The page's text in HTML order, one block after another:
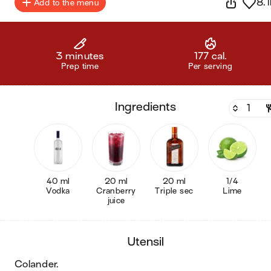
Add to the menu
3 minutes
Prep time
177 cal.
Per serving
ingredients
40 ml
Vodka
20 ml
Cranberry
juice
20 ml
Triple sec
1/4
Lime
utensil
colander.